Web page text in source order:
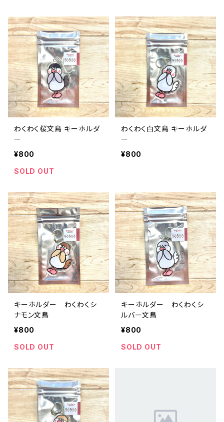
わくわく桜文鳥 キーホルダ
ー
¥800
SOLD OUT
わくわく白文鳥 キーホルダ
ー
¥800
キーホルダー わくわくシ
ナモン文鳥
¥800
SOLD OUT
キーホルダー わくわくシ
ルバー文鳥
¥800
SOLD OUT